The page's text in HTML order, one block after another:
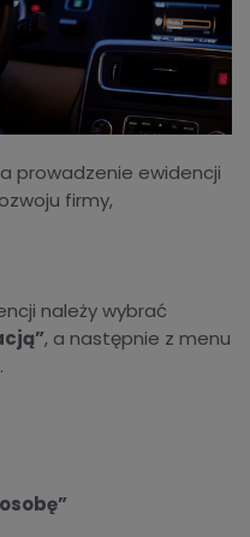
prowadzenie ewidencji
firmy,
należy wybrać
, a następnie z menu
.